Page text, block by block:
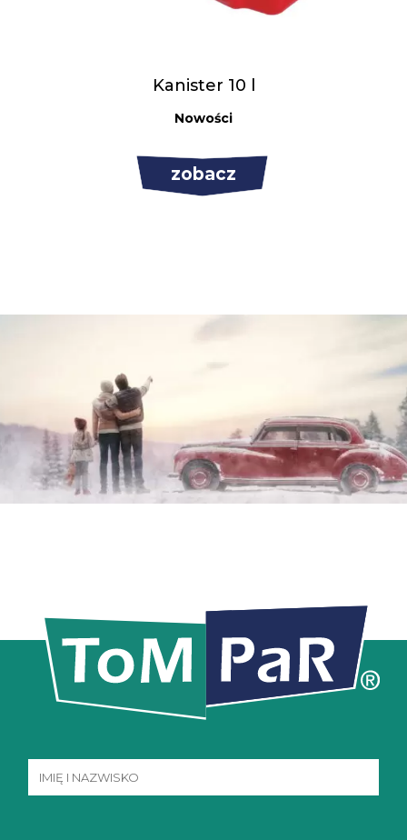
Kanister 10 l
Nowości
zobacz